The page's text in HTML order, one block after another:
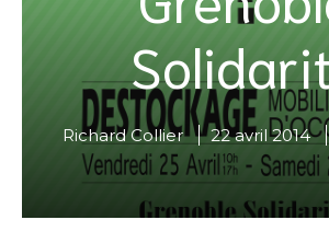
Richard Collier 22 avril 2014